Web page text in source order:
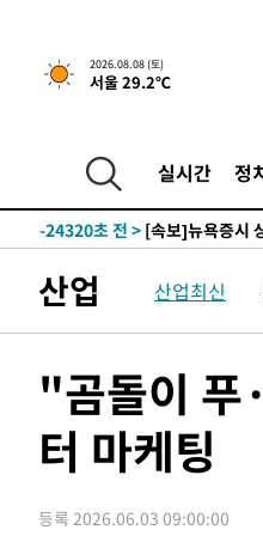
2026.08.08 (토)
서울 29.2℃
실시간 정
-24320초 전 >
-31194초 전 >
'최고 37도' 폭
-24320초 전 >
[속보]뉴욕증시
-31194초 전 >'최고 37도' 폭
-24320초 전 >
[속보]뉴욕증
산업 산업최신
"곰돌이 푸
터 마케팅
등록 2026.06.03 09:00:00